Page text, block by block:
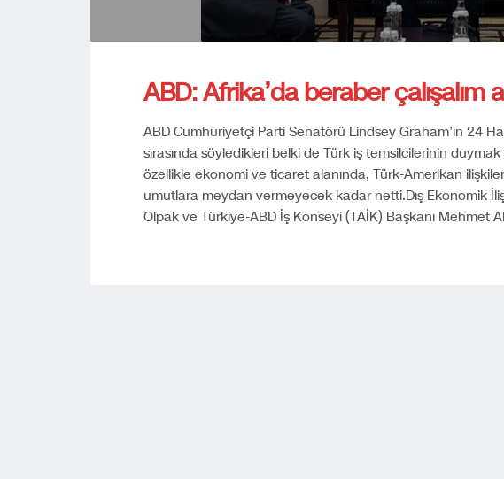
ABD: Afrika’da beraber çalışalım
ABD Cumhuriyetçi Parti Senatörü Lindsey Graham’ın 24
sırasında söyledikleri belki de Türk iş temsilcilerinin
özellikle ekonomi ve ticaret alanında, Türk-Amerikan
umutlara meydan vermeyecek kadar netti.Dış Ekonomik
Olpak ve Türkiye-ABD İş Konseyi (TAİK) Başkanı Mehmet